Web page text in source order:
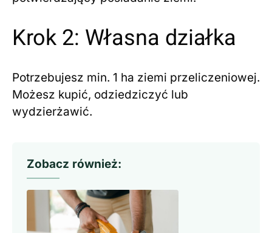
Krok 2: Własna działka
Potrzebujesz min. 1 ha ziemi przeliczeniowej.
Możesz kupić, odziedziczyć lub
wydzierżawić.
Zobacz również: